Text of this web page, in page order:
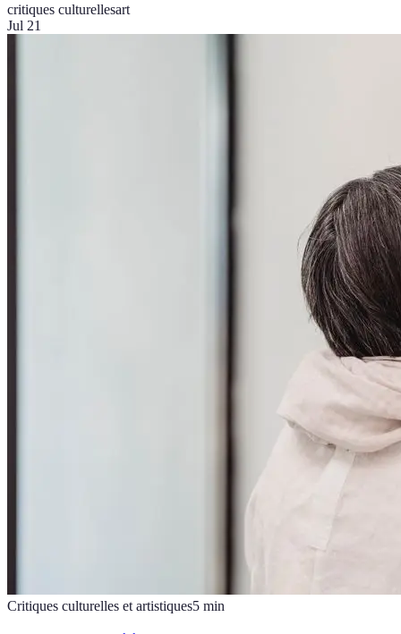
critiques culturellesart
Jul 21
Critiques culturelles et artistiques5 min